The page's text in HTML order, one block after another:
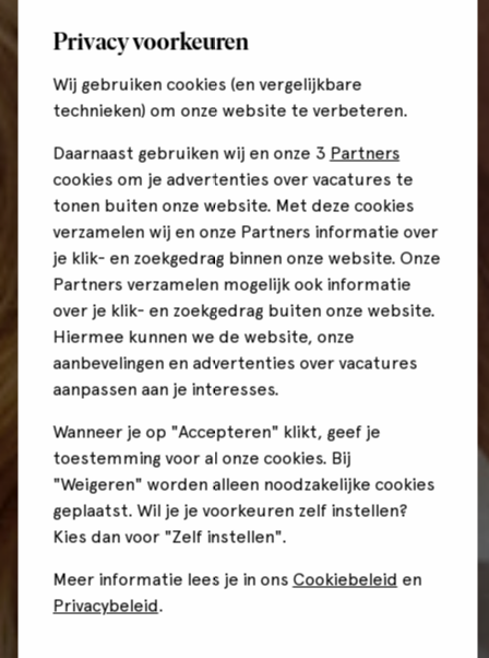
Privacy voorkeuren
Wij gebruiken cookies (en vergelijkbare
technieken) om onze website te verbeteren.
Daarnaast gebruiken wij en onze 3 Partners
cookies om je advertenties over vacatures te
tonen buiten onze website. Met deze cookies
verzamelen wij en onze Partners informatie over
je klik- en zoekgedrag binnen onze website. Onze
Partners verzamelen mogelijk ook informatie
over je klik- en zoekgedrag buiten onze website.
Hiermee kunnen we de website, onze
aanbevelingen en advertenties over vacatures
aanpassen aan je interesses.
Wanneer je op "Accepteren" klikt, geef je
toestemming voor al onze cookies. Bij
"Weigeren" worden alleen noodzakelijke cookies
geplaatst. Wil je je voorkeuren zelf instellen?
Kies dan voor "Zelf instellen".
Meer informatie lees je in ons Cookiebeleid en
Privacybeleid.